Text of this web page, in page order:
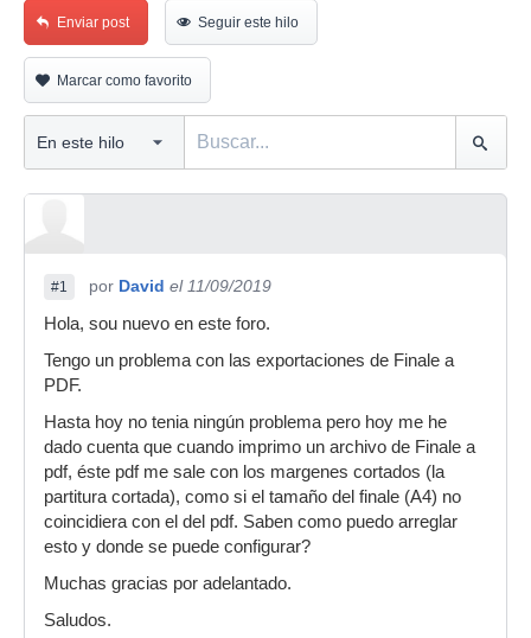
Enviar post Seguir este hilo
Marcar como favorito
#1 por David el 11/09/2019
Hola, sou nuevo en este foro.
Tengo un problema con las exportaciones de Finale a
PDF.
Hasta hoy no tenia ningún problema pero hoy me he
dado cuenta que cuando imprimo un archivo de Finale a
pdf, éste pdf me sale con los margenes cortados (la
partitura cortada), como si el tamaño del finale (A4) no
coincidiera con el del pdf. Saben como puedo arreglar
esto y donde se puede configurar?
Muchas gracias por adelantado.
Saludos.